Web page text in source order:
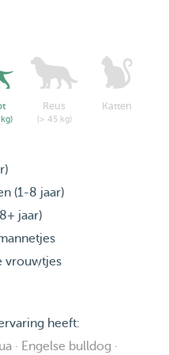
Reus
(> 45 kg)
Katten
(1-8 jaar)
jaar)
vrouwtjes
heeft:
· Engelse bulldog ·